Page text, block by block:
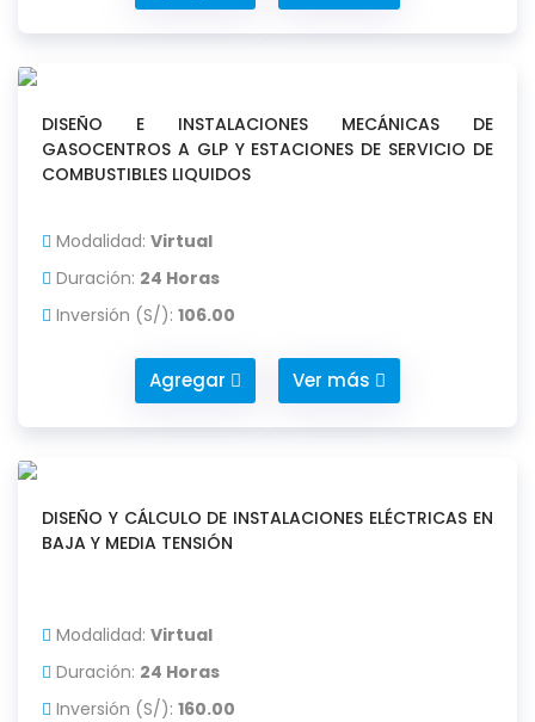
DISEÑO E INSTALACIONES MECÁNICAS DE
GASOCENTROS A GLP Y ESTACIONES DE SERVICIO DE
COMBUSTIBLES LIQUIDOS
Modalidad: Virtual
Duración: 24 Horas
Inversión (S/): 106.00
Agregar Ver más
DISEÑO Y CÁLCULO DE INSTALACIONES ELÉCTRICAS EN
BAJA Y MEDIA TENSIÓN
Modalidad: Virtual
Duración: 24 Horas
Inversión (S/): 160.00